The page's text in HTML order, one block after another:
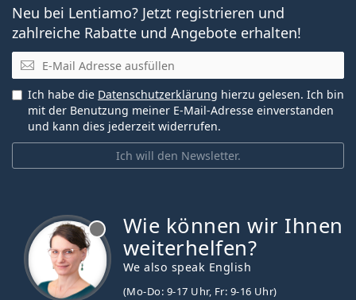
Neu bei Lentiamo? Jetzt registrieren und
zahlreiche Rabatte und Angebote erhalten!
E-Mail
Ich will den Newsletter.
Ich habe die Datenschutzerklärung hierzu gelesen. Ich bin
mit der Benutzung meiner E-Mail-Adresse einverstanden
und kann dies jederzeit widerrufen.
Wie können wir Ihnen
weiterhelfen?
We also speak English
(Mo-Do: 9-17 Uhr, Fr: 9-16 Uhr)